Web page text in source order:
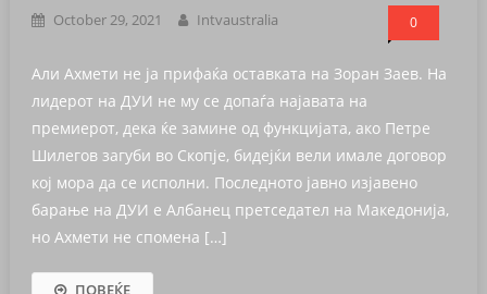
October 29, 2021 Intvaustralia 0
Али Ахмети не ја прифаќа оставката на Зоран Заев. На
лидерот на ДУИ не му се допаѓа најавата на
премиерот, дека ќе замине од функцијата, ако Петре
Шилегов загуби во Скопје, бидејќи вели имале договор
кој мора да се исполни. Последното јавно изјавено
барање на ДУИ е Албанец претседател на Македонија,
но Ахмети не спомена […]